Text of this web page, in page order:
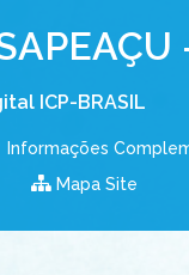
ICP-BRASIL
Informações
Mapa Site